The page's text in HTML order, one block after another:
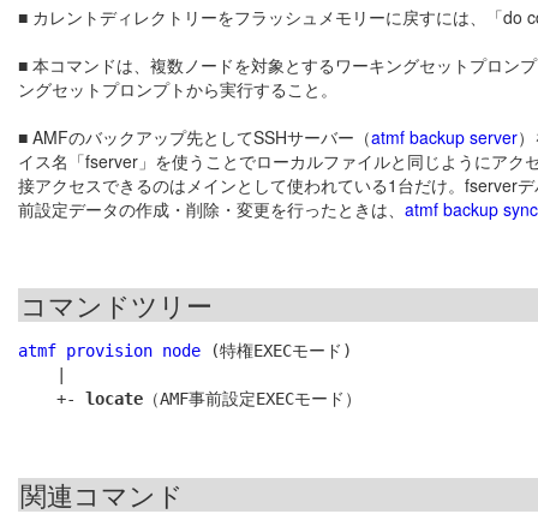
■ カレントディレクトリーをフラッシュメモリーに戻すには、「do
■ 本コマンドは、複数ノードを対象とするワーキングセットプロン
ングセットプロンプトから実行すること。
■ AMFのバックアップ先としてSSHサーバー（atmf backup server
イス名「fserver」を使うことでローカルファイルと同じようにア
接アクセスできるのはメインとして使われている1台だけ。fserver
前設定データの作成・削除・変更を行ったときは、 atmf backup
コマンドツリー
atmf provision node (特権EXECモード)
    +-
locate
関連コマンド